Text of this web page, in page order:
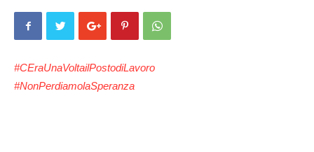
‪#‎CEraUnaVoltailPostodiLavoro‬
‪#‎NonPerdiamolaSperanza‬